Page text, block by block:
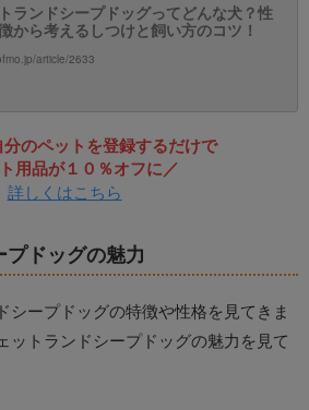
ランドシープドッグってどんな犬？性
から考えるしつけと飼い方のコツ！
article/2633
のペットを登録するだけで
用品が１０％オフに／
詳しくはこちら
ドッグの魅力
シープドッグの特徴や性格を見てきま
ットランドシープドッグの魅力を見て